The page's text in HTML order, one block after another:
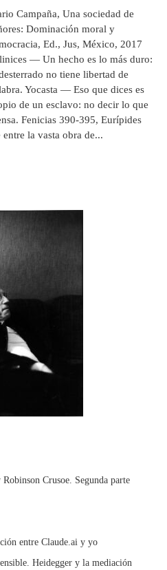
Campaña, Una sociedad de
Dominación moral y
Ed., Jus, México, 2017
— Un hecho es lo más duro:
no tiene libertad de
Yocasta — Eso que dices es
de un esclavo: no decir lo que
Fenicias 390-395, Eurípides
entre la vasta obra de...
Crusoe. Segunda parte
entre Claude.ai y yo
Heidegger y la mediación